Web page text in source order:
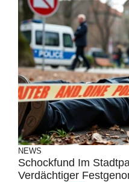
NEWS
Schockfund Im
Verdächtiger